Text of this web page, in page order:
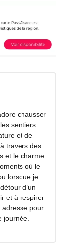
chausser
sentiers
et de
travers des
et le charme
où le
lorsque je
d’un
et à respirer
adresse pour
journée.